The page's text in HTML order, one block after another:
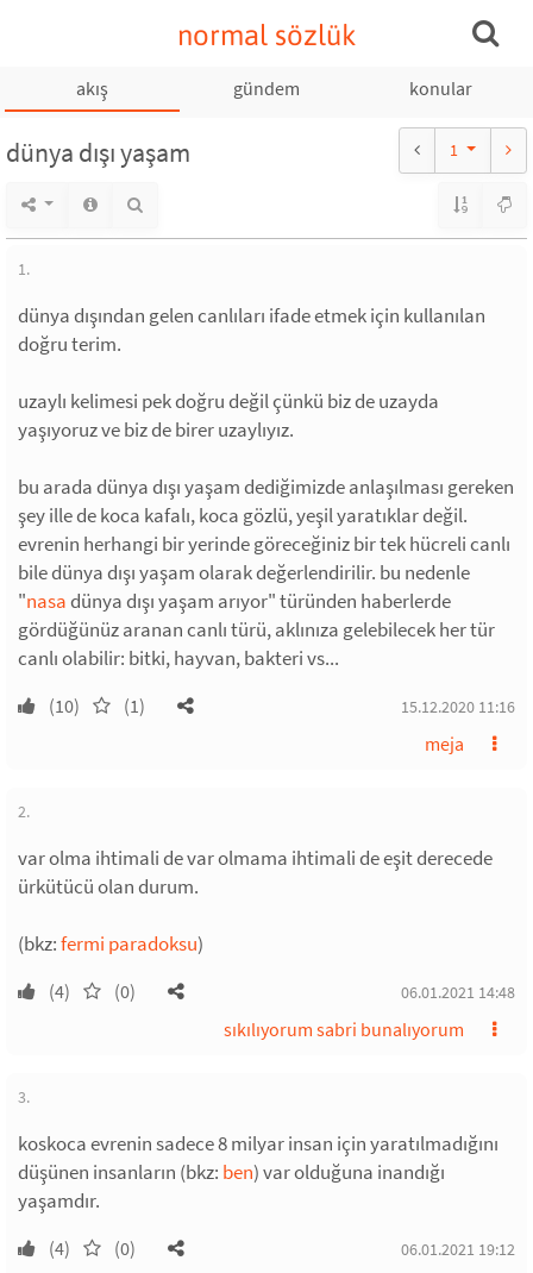
normal sözlük
akış gündem konular
dünya dışı yaşam 1
1.
dünya dışından gelen canlıları ifade etmek için kullanılan
doğru terim.
uzaylı kelimesi pek doğru değil çünkü biz de uzayda
yaşıyoruz ve biz de birer uzaylıyız.
bu arada dünya dışı yaşam dediğimizde anlaşılması gereken
şey ille de koca kafalı, koca gözlü, yeşil yaratıklar değil.
evrenin herhangi bir yerinde göreceğiniz bir tek hücreli canlı
bile dünya dışı yaşam olarak değerlendirilir. bu nedenle
"nasadünya dışı yaşam arıyor" türünden haberlerde
gördüğünüz aranan canlı türü, aklınıza gelebilecek her tür
canlı olabilir: bitki, hayvan, bakteri vs...
(10) (1) 15.12.2020 11:16
meja
2.
var olma ihtimali de var olmama ihtimali de eşit derecede
ürkütücü olan durum.
(bkz:fermi paradoksu)
(4) (0) 06.01.2021 14:48
sıkılıyorum sabri bunalıyorum
3.
koskoca evrenin sadece 8 milyar insan için yaratılmadığını
düşünen insanların (bkz: ben) var olduğuna inandığı
yaşamdır.
(4) (0) 06.01.2021 19:12